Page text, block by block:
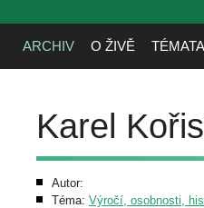
ARCHIV O ŽIVĚ TÉMATA
Karel
Autor:
Téma: Výročí, osobnosti,